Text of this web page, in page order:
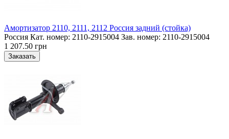
Амортизатор 2110, 2111, 2112 Россия задний (стойка)
Россия Кат. номер: 2110-2915004 Зав. номер: 2110-2915004
1 207.50 грн